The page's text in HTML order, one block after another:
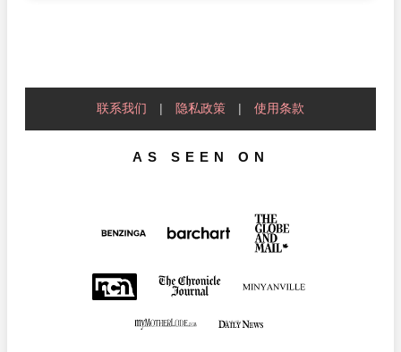
联系我们 | 隐私政策 | 使用条款
AS SEEN ON